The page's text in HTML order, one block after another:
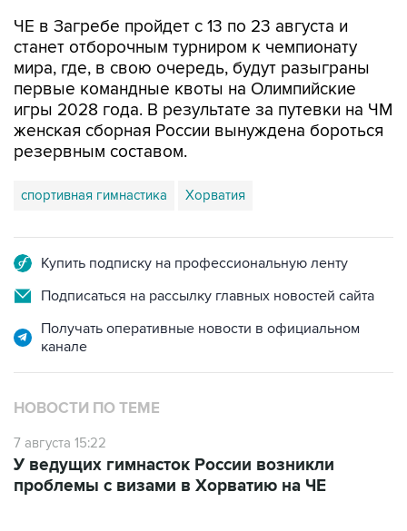
мира, где, в свою очередь, будут разыграны
первые командные квоты на Олимпийские
игры 2028 года. В результате за путевки на ЧМ
женская сборная России вынуждена бороться
резервным составом.
спортивная гимнастика Хорватия
Подписаться на рассылку главных новостей сайта
Получать оперативные новости в официальном
канале
НОВОСТИ ПО ТЕМЕ
7 августа 15:22
проблемы с визами в Хорватию на ЧЕ